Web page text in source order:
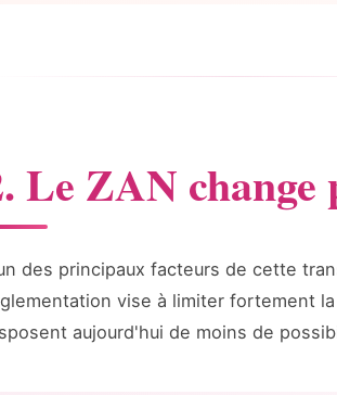
Le ZAN change
des principaux facteurs de cette
vise à limiter fortement
aujourd'hui de moins de